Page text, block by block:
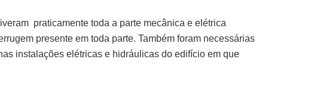
praticamente toda a parte mecânica e elétrica
presente em toda parte. Também foram necessárias
instalações elétricas e hidráulicas do edifício em que